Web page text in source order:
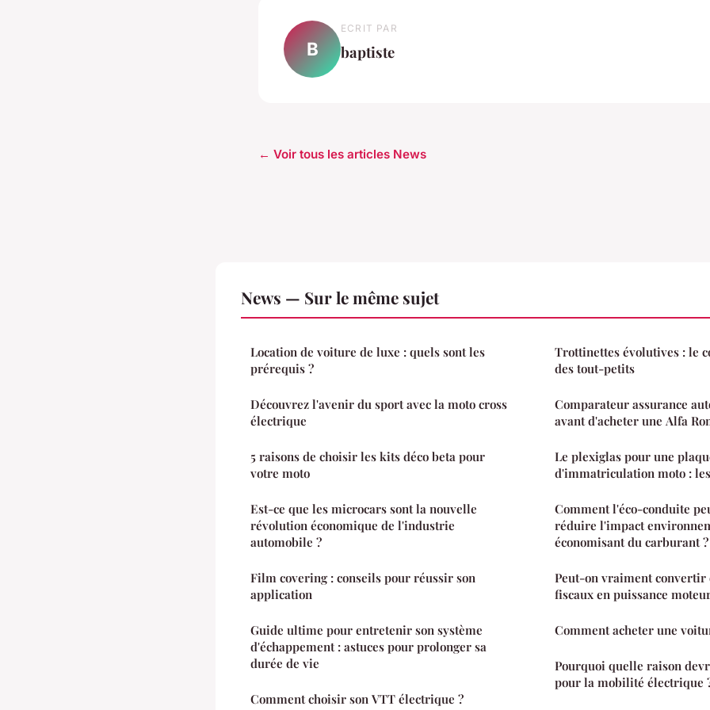
B
ECRIT PAR
baptiste
← Voir tous les articles News
News — Sur le même sujet
Location de voiture de luxe : quels sont les
prérequis ?
Découvrez l'avenir du sport avec la moto cross
électrique
5 raisons de choisir les kits déco beta pour
votre moto
Est-ce que les microcars sont la nouvelle
révolution économique de l'industrie
automobile ?
Film covering : conseils pour réussir son
application
Guide ultime pour entretenir son système
d'échappement : astuces pour prolonger sa
durée de vie
Comment choisir son VTT électrique ?
Trottinettes évolutives : le
des tout-petits
Comparateur assurance
avant d'acheter une Alfa
Le plexiglas pour une
d'immatriculation moto :
Comment l'éco-conduite
réduire l'impact
économisant du carburant ?
Peut-on vraiment convertir
fiscaux en puissance
Comment acheter une
Pourquoi quelle raison
pour la mobilité électrique